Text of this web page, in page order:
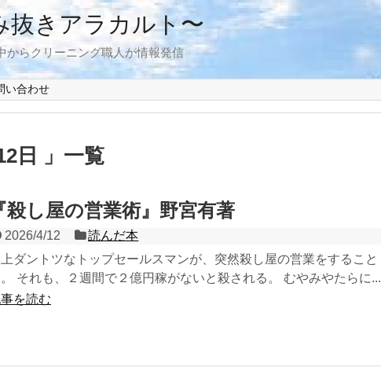
抜きアラカルト〜
からクリーニング職人が情報発信
い合わせ
日 」一覧
殺し屋の営業術』野宮有著
2026/4/12
読んだ本
ダントツなトップセールスマンが、突然殺し屋の営業をすること
それも、２週間で２億円稼がないと殺される。 むやみやたらに...
を読む